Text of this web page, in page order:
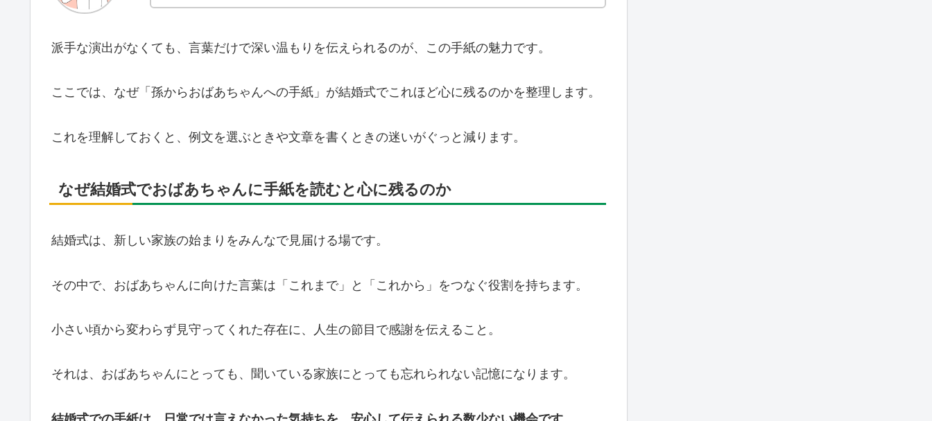
派手な演出がなくても、言葉だけで深い温もりを伝えられるのが、この手紙の魅力です。
ここでは、なぜ「孫からおばあちゃんへの手紙」が結婚式でこれほど心に残るのかを整理します。
これを理解しておくと、例文を選ぶときや文章を書くときの迷いがぐっと減ります。
なぜ結婚式でおばあちゃんに手紙を読むと心に残るのか
結婚式は、新しい家族の始まりをみんなで見届ける場です。
その中で、おばあちゃんに向けた言葉は「これまで」と「これから」をつなぐ役割を持ちます。
小さい頃から変わらず見守ってくれた存在に、人生の節目で感謝を伝えること。
それは、おばあちゃんにとっても、聞いている家族にとっても忘れられない記憶になります。